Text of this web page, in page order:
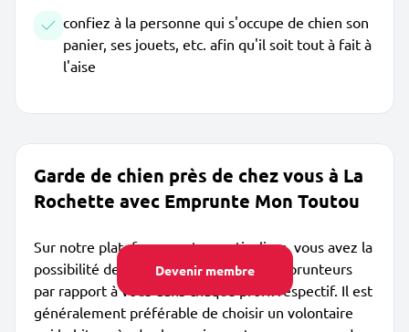
Devenir membre
confiez à la personne qui s'occupe de chien son
panier, ses jouets, etc. afin qu'il soit tout à fait à
l'aise
Garde de chien près de chez vous à La
Rochette avec Emprunte Mon Toutou
Sur notre plateforme entre particuliers, vous avez la
possibilité de voir où sont situés les emprunteurs
par rapport à vous dans chaque profil respectif. Il est
généralement préférable de choisir un volontaire